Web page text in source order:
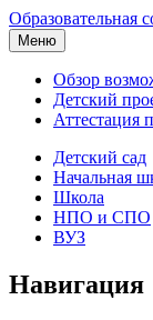
Образовательная
Меню
Обзор
Детский
Аттестация
Детский сад
Начальная
Школа
НПО и СПО
ВУЗ
Навигация